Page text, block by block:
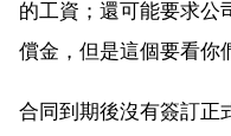
的工資；還可能要求公
償金，但是這個要看你
合同到期後沒有簽訂正